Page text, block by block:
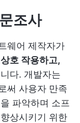
조사
웨어 제작자가
호 작용하고,
다. 개발자는
써 사용자 만족
파악하며 소프
상시키기 위한